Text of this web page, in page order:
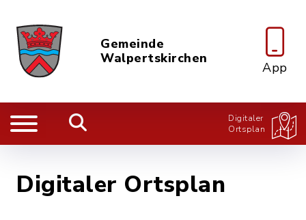
Gemeinde
Walpertskirchen
App
Digitaler
Ortsplan
Digitaler Ortsplan